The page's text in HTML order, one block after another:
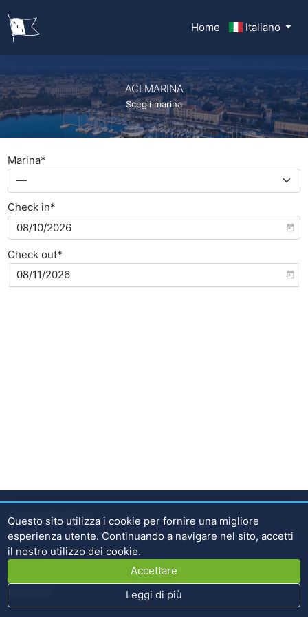
Home Italiano
ACI MARINA
Scegli marina
Marina*
—
Check in*
Check out*
Termini di utilizzo
Home
Contatto
Dichiarazione sulla protezione del trasferimento dei dati
Questo sito utilizza i cookie per fornire una migliore
esperienza utente. Continuando a navigare nel sito, accetti
il ​​nostro utilizzo dei cookie.
Accettare
Leggi di più